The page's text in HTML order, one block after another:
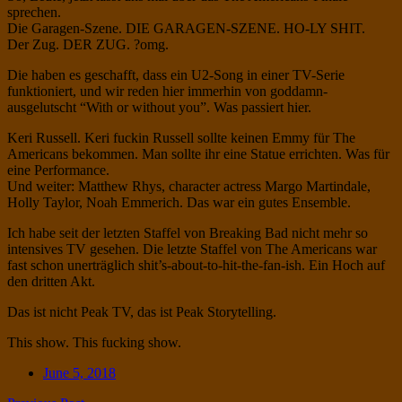
Twitter
on
Instagram
sprechen.
Die Garagen-Szene. DIE GARAGEN-SZENE. HO-LY SHIT.
Der Zug. DER ZUG. ?omg.
Die haben es geschafft, dass ein U2-Song in einer TV-Serie
funktioniert, und wir reden hier immerhin von goddamn-
ausgelutscht “With or without you”. Was passiert hier.
Keri Russell. Keri fuckin Russell sollte keinen Emmy für The
Americans bekommen. Man sollte ihr eine Statue errichten. Was für
eine Performance.
Und weiter: Matthew Rhys, character actress Margo Martindale,
Holly Taylor, Noah Emmerich. Das war ein gutes Ensemble.
Ich habe seit der letzten Staffel von Breaking Bad nicht mehr so
intensives TV gesehen. Die letzte Staffel von The Americans war
fast schon unerträglich shit’s-about-to-hit-the-fan-ish. Ein Hoch auf
den dritten Akt.
Das ist nicht Peak TV, das ist Peak Storytelling.
This show. This fucking show.
Date
June 5, 2018